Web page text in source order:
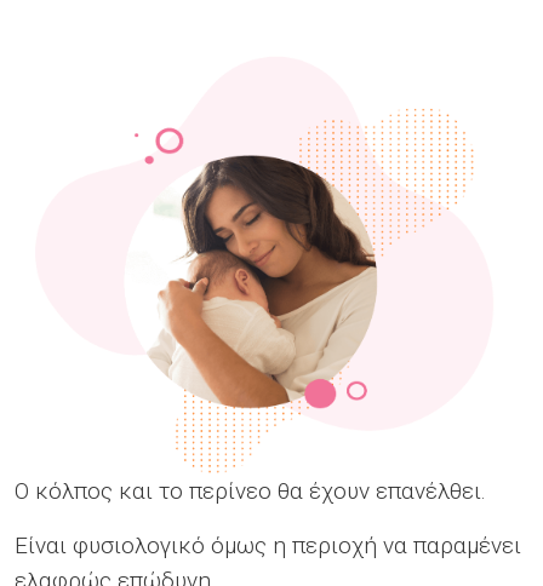
Ο κόλπος και το περίνεο θα έχουν επανέλθει.
Είναι φυσιολογικό όμως η περιοχή να παραμένει